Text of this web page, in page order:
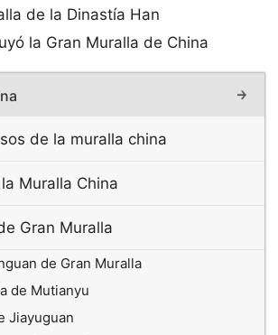
de la Dinastía Han
la Gran Muralla de China
de la muralla china
Muralla China
Gran Muralla
de Gran Muralla
de Mutianyu
Jiayuguan